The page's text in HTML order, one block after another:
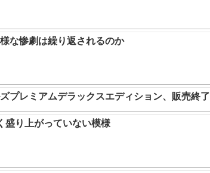
な惨劇は繰り返されるのか
プレミアムデラックスエディション、販売終了
盛り上がっていない模様